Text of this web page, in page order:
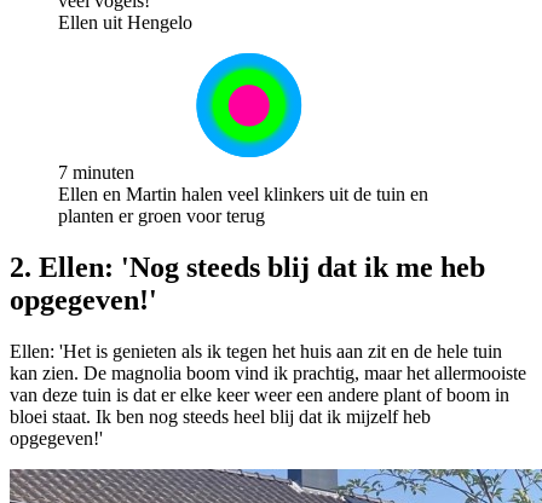
Ellen uit Hengelo
7 minuten
Ellen en Martin halen veel klinkers uit de tuin en
planten er groen voor terug
2. Ellen: 'Nog steeds blij dat ik me heb
opgegeven!'
Ellen: 'Het is genieten als ik tegen het huis aan zit en de hele tuin
kan zien. De magnolia boom vind ik prachtig, maar het allermooiste
van deze tuin is dat er elke keer weer een andere plant of boom in
bloei staat. Ik ben nog steeds heel blij dat ik mijzelf heb
opgegeven!'